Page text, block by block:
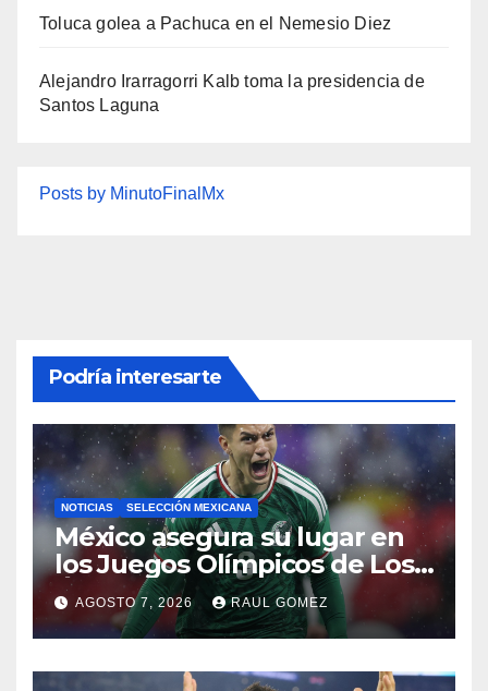
Toluca golea a Pachuca en el Nemesio Diez
Alejandro Irarragorri Kalb toma la presidencia de
Santos Laguna
Posts by MinutoFinalMx
Podría interesarte
NOTICIAS SELECCIÓN MEXICANA
México asegura su lugar en
los Juegos Olímpicos de Los
Ángeles 2028
AGOSTO 7, 2026 RAUL GOMEZ